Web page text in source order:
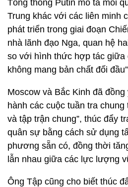
Tổng thống Putin mô tả mối
Trung khác với các liên minh
phát triển trong giai đoạn
nhà lãnh đạo Nga, quan hệ
so với hình thức hợp tác giữa
không mang bản chất đối
Moscow và Bắc Kinh đã
hành các cuộc tuần tra
và tập trận chung”, thúc đẩy
quân sự bằng cách sử dụng
phương sẵn có, đồng thời
lẫn nhau giữa các lực lượng
Ông Tập cũng cho biết thúc